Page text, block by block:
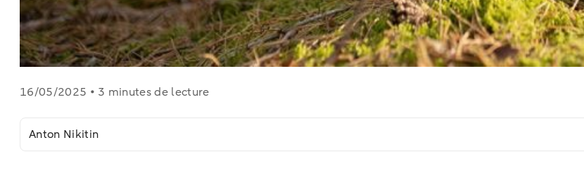
16/05/2025 • 3 minutes de lecture
Anton Nikitin